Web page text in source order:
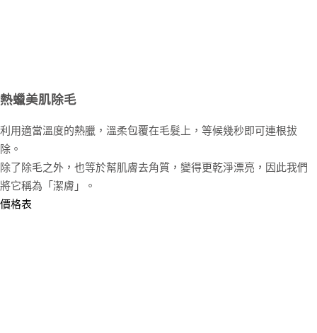
熱蠟美肌除毛
利用適當溫度的熱臘，溫柔包覆在毛髮上，等候幾秒即可連根拔
除。
除了除毛之外，也等於幫肌膚去角質，變得更乾淨漂亮，因此我們
將它稱為「潔膚」。
價格表